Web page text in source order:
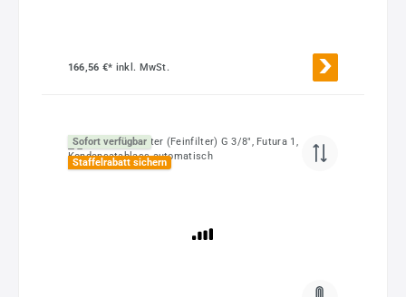
166,56 €* inkl. MwSt.
Sofort verfügbar
Staffelrabatt sichern